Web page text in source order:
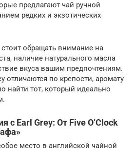
предлагают чай ручной
редких и экзотических
обращать внимание на
наличие натурального масла
вкуса вашим предпочтениям.
отличаются по крепости, аромату
найти тот, который идеально
с Earl Grey: От Five O’Clock
место в английской чайной